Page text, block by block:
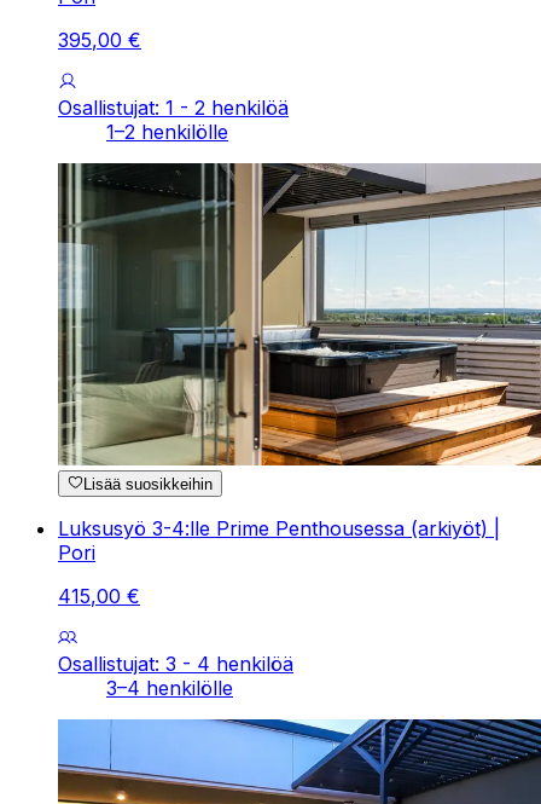
395,00 €
Osallistujat: 1 - 2 henkilöä
1–2 henkilölle
Lisää suosikkeihin
Luksusyö 3-4:lle Prime Penthousessa (arkiyöt) |
Pori
415,00 €
Osallistujat: 3 - 4 henkilöä
3–4 henkilölle